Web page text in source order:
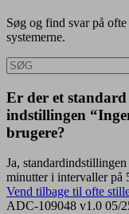
Søg og find svar på
systemerne.
Er der et
indstillingen
brugere?
Ja,
minutter i intervaller på
Vend tilbage til ofte
ADC-109048 v1.0 05/